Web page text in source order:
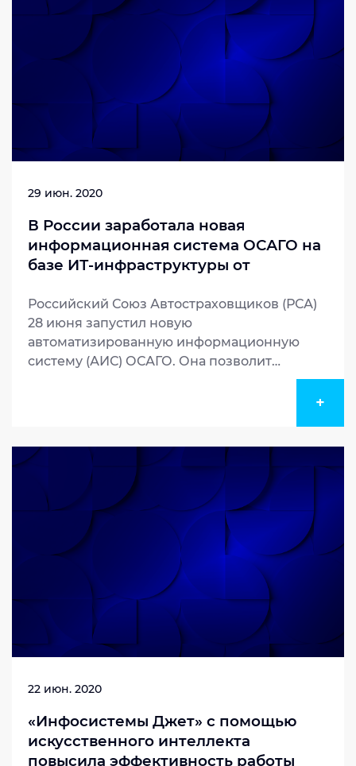
29 июн. 2020
В России заработала новая
информационная система ОСАГО на
базе ИТ-инфраструктуры от
Российский Союз Автостраховщиков (РСА)
28 июня запустил новую
автоматизированную информационную
систему (АИС) ОСАГО. Она позволит
страховых данных, а ЦБ, как регулятору, —
видеть полную статистику убыточности по
направлению ОСАГО. ИТ-инфраструктуру
для АИС на технологиях контейнеризации
внедрила компания «Инфосистемы Джет».
+
22 июн. 2020
«Инфосистемы Джет» с помощью
искусственного интеллекта
повысила эффективность работы